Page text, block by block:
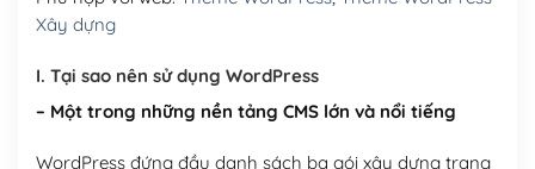
Hosting 5GB SSD (1 năm)
Hosting 8GB SSD (1 năm) (+950,000₫)
Xây dựng
I. Tại sao nên sử dụng WordPress
– Một trong những nền tảng CMS lớn và nổi tiếng
WordPress đứng đầu danh sách ba gói xây dựng trang